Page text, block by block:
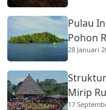
Pulau
Pohon
28 Januari
Mirip
17